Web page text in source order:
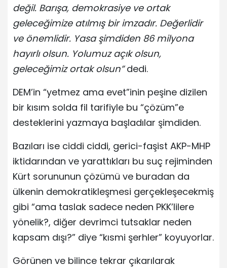
değil. Barışa, demokrasiye ve ortak
geleceğimize atılmış bir imzadır. Değerlidir
ve önemlidir. Yasa şimdiden 86 milyona
hayırlı olsun. Yolumuz açık olsun,
geleceğimiz ortak olsun”dedi.
DEM’in “yetmez ama evet”inin peşine dizilen
bir kısım solda fil tarifiyle bu “çözüm”e
desteklerini yazmaya başladılar şimdiden.
Bazıları ise ciddi ciddi, gerici-faşist AKP-MHP
iktidarından ve yarattıkları bu suç rejiminden
Kürt sorununun çözümü ve buradan da
ülkenin demokratikleşmesi gerçekleşecekmiş
gibi “ama taslak sadece neden PKK’lilere
yönelik?, diğer devrimci tutsaklar neden
kapsam dışı?” diye “kısmi şerhler” koyuyorlar.
Görünen ve bilince tekrar çıkarılarak